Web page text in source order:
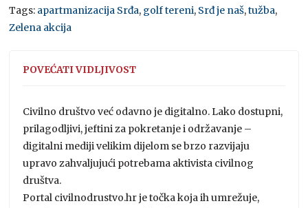
Tags: apartmanizacija Srđa, golf tereni, Srđ je naš,tužba,
Zelena akcija
POVEĆATI VIDLJIVOST
Civilno društvo već odavno je digitalno. Lako dostupni,
prilagodljivi, jeftini za pokretanje i održavanje –
digitalni mediji velikim dijelom se brzo razvijaju
upravo zahvaljujući potrebama aktivista civilnog
društva.
Portal civilnodrustvo.hr je točka koja ih umrežuje,